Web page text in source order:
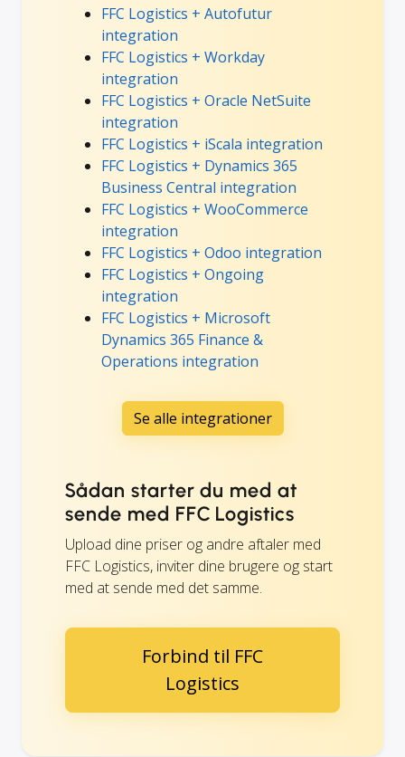
FFC Logistics + Autofutur
integration
FFC Logistics + Workday
integration
FFC Logistics + Oracle NetSuite
integration
FFC Logistics + iScala integration
FFC Logistics + Dynamics 365
Business Central integration
FFC Logistics + WooCommerce
integration
FFC Logistics + Odoo integration
FFC Logistics + Ongoing
integration
FFC Logistics + Microsoft
Dynamics 365 Finance &
Operations integration
Se alle integrationer
Sådan starter du med at
sende med FFC Logistics
Upload dine priser og andre aftaler med
FFC Logistics, inviter dine brugere og start
med at sende med det samme.
Forbind til FFC
Logistics